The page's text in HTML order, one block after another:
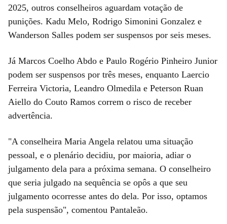
2025, outros conselheiros aguardam votação de
punições. Kadu Melo, Rodrigo Simonini Gonzalez e
Wanderson Salles podem ser suspensos por seis meses.
Já Marcos Coelho Abdo e Paulo Rogério Pinheiro Junior
podem ser suspensos por três meses, enquanto Laercio
Ferreira Victoria, Leandro Olmedila e Peterson Ruan
Aiello do Couto Ramos correm o risco de receber
advertência.
"A conselheira Maria Angela relatou uma situação
pessoal, e o plenário decidiu, por maioria, adiar o
julgamento dela para a próxima semana. O conselheiro
que seria julgado na sequência se opôs a que seu
julgamento ocorresse antes do dela. Por isso, optamos
pela suspensão", comentou Pantaleão.